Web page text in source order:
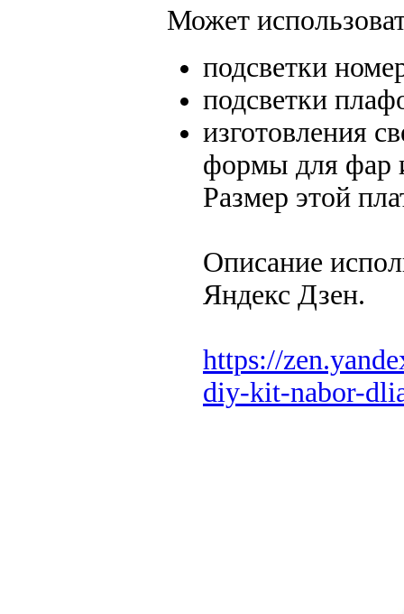
Может
подсветки
подсветки
изготовления
формы для фар
Размер этой
Описание
Яндекс Дзен.
https://
diy-kit-nabor-